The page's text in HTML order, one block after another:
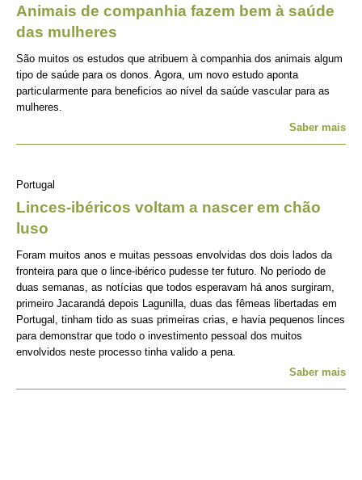
Animais de companhia fazem bem à saúde
das mulheres
São muitos os estudos que atribuem à companhia dos animais algum
tipo de saúde para os donos. Agora, um novo estudo aponta
particularmente para beneficios ao nível da saúde vascular para as
mulheres.
Saber mais
Portugal
Linces-ibéricos voltam a nascer em chão
luso
Foram muitos anos e muitas pessoas envolvidas dos dois lados da
fronteira para que o lince-ibérico pudesse ter futuro. No período de
duas semanas, as notícias que todos esperavam há anos surgiram,
primeiro Jacarandá depois Lagunilla, duas das fêmeas libertadas em
Portugal, tinham tido as suas primeiras crias, e havia pequenos linces
para demonstrar que todo o investimento pessoal dos muitos
envolvidos neste processo tinha valido a pena.
Saber mais